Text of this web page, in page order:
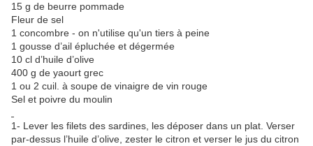
15 g de beurre pommade
Fleur de sel
1 concombre - on n'utilise qu'un tiers à peine
1 gousse d’ail épluchée et dégermée
10 cl d’huile d’olive
400 g de yaourt grec
1 ou 2 cuil. à soupe de vinaigre de vin rouge
Sel et poivre du moulin
1- Lever les filets des sardines, les déposer dans un plat. Verser
par-dessus l’huile d’olive, zester le citron et verser le jus du citron